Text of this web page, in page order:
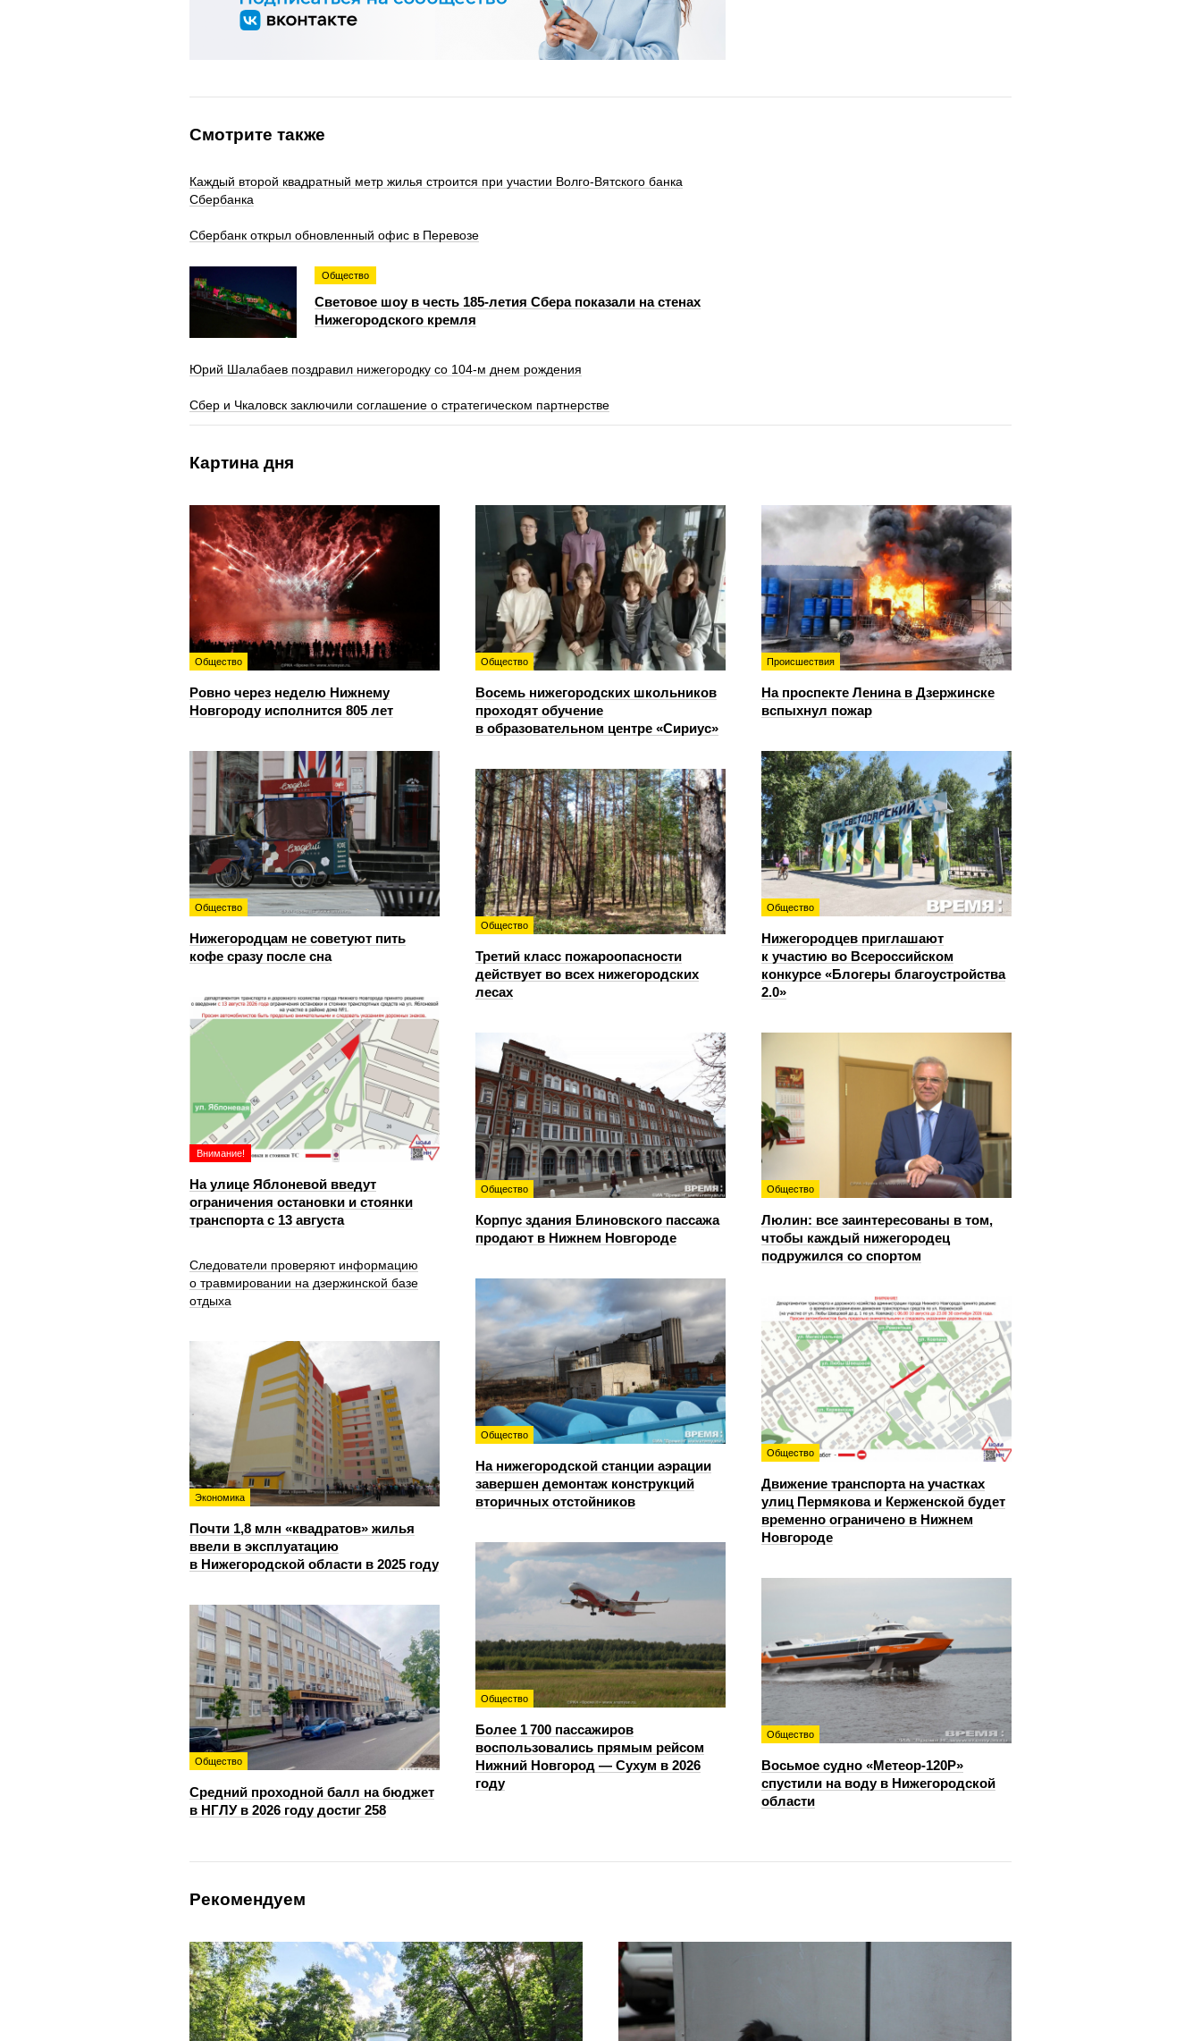
Смотрите также
Каждый второй квадратный метр жилья строится при участии Волго-Вятского банка
Сбербанка
Сбербанк открыл обновленный офис в Перевозе
Общество
Световое шоу в честь 185-летия Сбера показали на стенах
Нижегородского кремля
Юрий Шалабаев поздравил нижегородку со 104-м днем рождения
Сбер и Чкаловск заключили соглашение о стратегическом партнерстве
Картина дня
Общество
Ровно через неделю Нижнему
Новгороду исполнится 805 лет
Общество
Восемь нижегородских школьников
проходят обучение
в образовательном центре «Сириус»
Происшествия
На проспекте Ленина в Дзержинске
вспыхнул пожар
Общество
Нижегородцам не советуют пить
кофе сразу после сна
Общество
Нижегородцев приглашают
к участию во Всероссийском
конкурсе «Блогеры благоустройства
2.0»
Общество
Третий класс пожароопасности
действует во всех нижегородских
лесах
Внимание!
На улице Яблоневой введут
ограничения остановки и стоянки
транспорта с 13 августа
Общество
Корпус здания Блиновского пассажа
продают в Нижнем Новгороде
Общество
Люлин: все заинтересованы в том,
чтобы каждый нижегородец
подружился со спортом
Следователи проверяют информацию
о травмировании на дзержинской базе
отдыха
Общество
На нижегородской станции аэрации
завершен демонтаж конструкций
вторичных отстойников
Общество
Движение транспорта на участках
улиц Пермякова и Керженской будет
временно ограничено в Нижнем
Новгороде
Экономика
Почти 1,8 млн «квадратов» жилья
ввели в эксплуатацию
в Нижегородской области в 2025 году
Общество
Более 1 700 пассажиров
воспользовались прямым рейсом
Нижний Новгород — Сухум в 2026
году
Общество
Восьмое судно «Метеор-120Р»
спустили на воду в Нижегородской
области
Общество
Средний проходной балл на бюджет
в НГЛУ в 2026 году достиг 258
Рекомендуем